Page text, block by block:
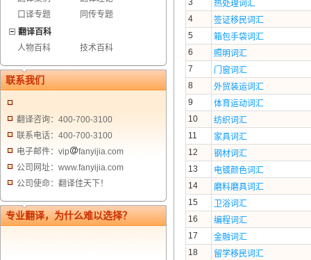
口译专题
同传专题
翻译百科
人物百科
技术百科
联系我们
翻译咨询：400-700-3100
联系电话：400-700-3100
电子邮件：vip
fanyijia.com
公司网址：www.fanyijia.com
公司使命：翻译佳天下！
专业翻译，为什么难以选择？
3
热处理词汇
4
签证移民词汇
5
箱包手袋词汇
6
照明词汇
7
门窗词汇
8
外贸装运词汇
9
体育运动词汇
10
纺织词汇
11
家具词汇
12
钢材词汇
13
电镀颜色词汇
14
磨料磨具词汇
15
卫浴词汇
16
编程词汇
17
金融词汇
18
留学移民词汇